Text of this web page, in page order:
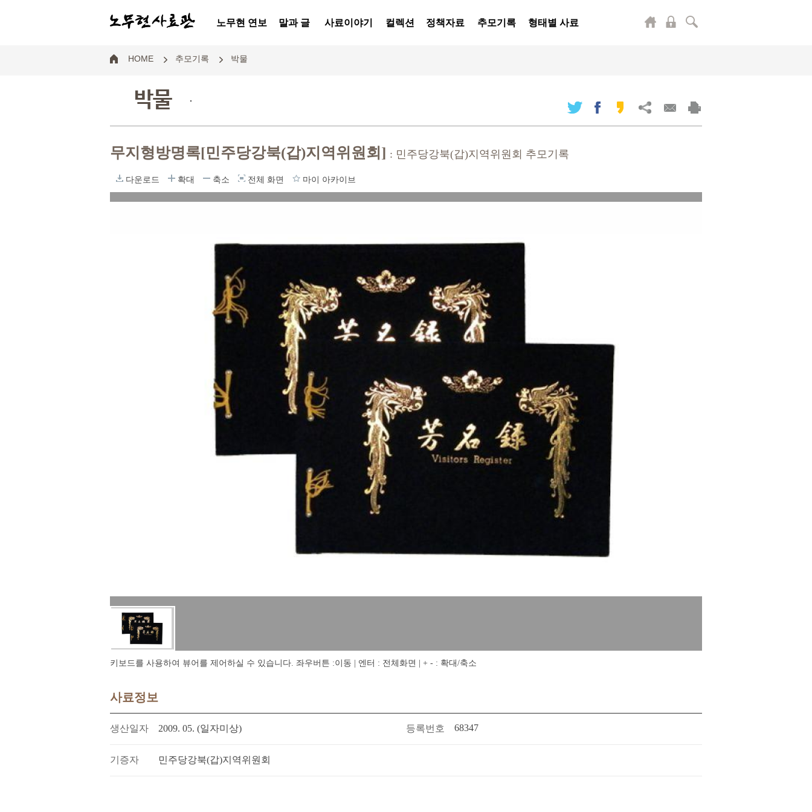
노무현 연보 말과 글 사료이야기 컬렉션 정책자료 추모기록 형태별 사료
HOME 추모기록 박물
박물 .
무지형방명록[민주당강북(갑)지역위원회] : 민주당강북(갑)지역위원회 추모기록
다운로드 확대 축소 전체 화면 마이 아카이브
키보드를 사용하여 뷰어를 제어하실 수 있습니다. 좌우버튼 :이동 | 엔터 : 전체화면 | + - : 확대/축소
사료정보
생산일자 2009. 05. (일자미상) 등록번호 68347
기증자 민주당강북(갑)지역위원회